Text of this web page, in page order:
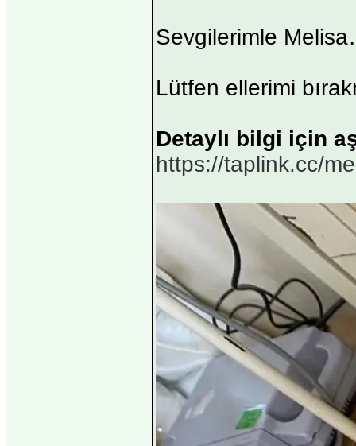
Sevgilerimle
Lütfen ellerimi
Detaylı bilgi için
https://taplink.cc/